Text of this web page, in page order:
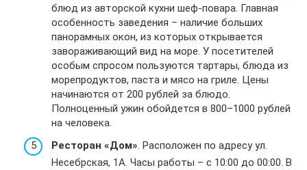
блюд из авторской кухни шеф-повара. Главная
особенность заведения – наличие больших
панорамных окон, из которых открывается
завораживающий вид на море. У посетителей
особым спросом пользуются тартары, блюда из
морепродуктов, паста и мясо на гриле. Цены
начинаются от 200 рублей за блюдо.
Полноценный ужин обойдется в 800–1000 рублей
на человека.
Ресторан «Дом». Расположен по адресу ул.
Несебрская, 1А. Часы работы – с 10:00 до 00:00. В